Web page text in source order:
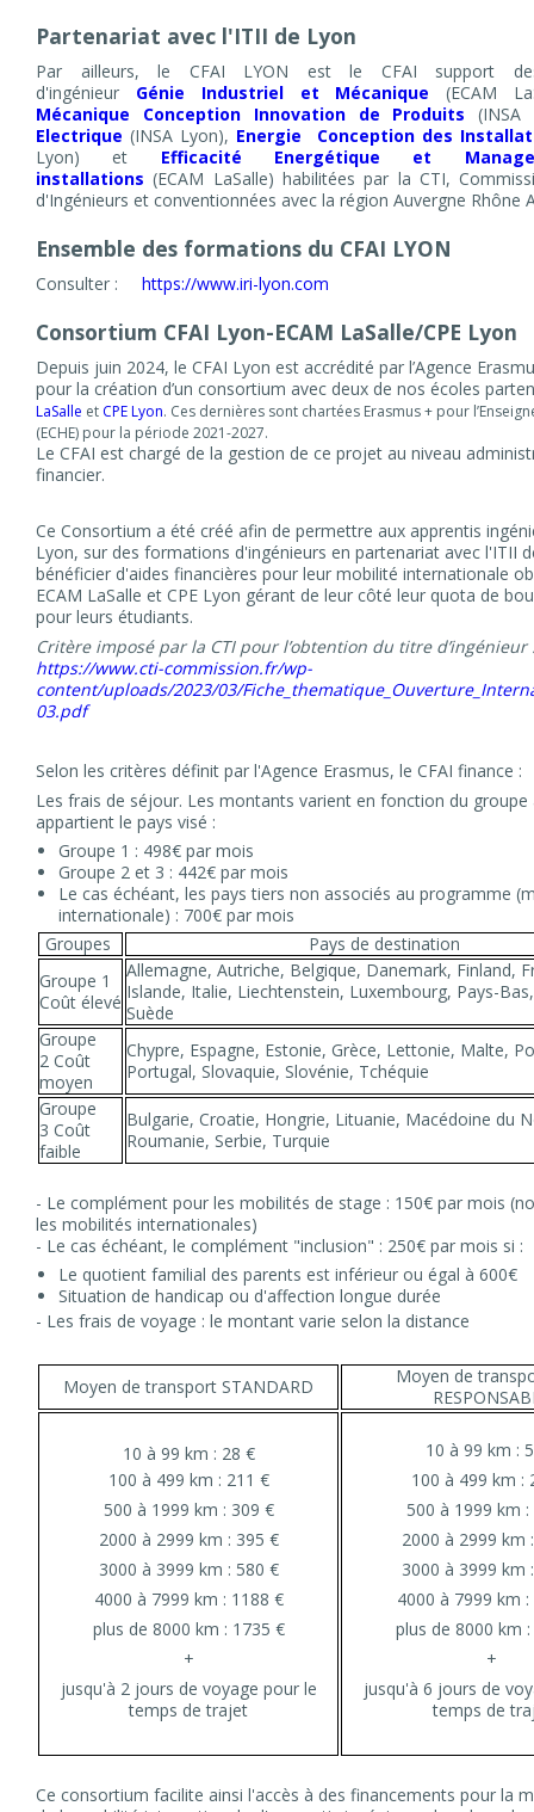
Partenariat avec l'ITII de Lyon
Par ailleurs, le CFAI LYON est le CFAI support
d'ingénieur Génie Industriel et Mécanique (ECAM
Mécanique Conception Innovation de Produits
Electrique (INSA Lyon), Energie Conception des
Lyon) et Efficacité Energétique et
installations (ECAM LaSalle) habilitées par la CTI,
d'Ingénieurs et conventionnées avec la région Auvergne Rhône
Ensemble des formations du CFAI LYON
Consulter : https://www.iri-lyon.com
Consortium CFAI Lyon-ECAM LaSalle/CPE Lyon
Depuis juin 2024, le CFAI Lyon est accrédité par l’Agence
pour la création d’un consortium avec deux de nos écoles
LaSalle et CPE Lyon. Ces dernières sont chartées Erasmus + pour
(ECHE) pour la période 2021-2027.
Le CFAI est chargé de la gestion de ce projet au niveau
financier.
Ce Consortium a été créé afin de permettre aux apprentis
Lyon, sur des formations d'ingénieurs en partenariat avec l'ITII
bénéficier d'aides financières pour leur mobilité internationale
ECAM LaSalle et CPE Lyon gérant de leur côté leur quota de
pour leurs étudiants.
Critère imposé par la CTI pour l’obtention du titre d’ingénieur
https://www.cti-commission.fr/wp-
content/uploads/2023/03/
03.pdf
Selon les critères définit par l'Agence Erasmus, le CFAI finance :
Les frais de séjour. Les montants varient en fonction du groupe
appartient le pays visé :
Groupe 1 : 498€ par mois
Groupe 2 et 3 : 442€ par mois
Le cas échéant, les pays tiers non associés au programme
internationale) : 700€ par mois
Groupes
Pays de destination
Groupe 1
Coût élevé
Allemagne, Autriche, Belgique, Danemark, Finland,
Islande, Italie, Liechtenstein, Luxembourg, Pays-
Suède
Groupe
2 Coût
moyen
Chypre, Espagne, Estonie, Grèce, Lettonie, Malte,
Portugal, Slovaquie, Slovénie, Tchéquie
Groupe
3 Coût
faible
Bulgarie, Croatie, Hongrie, Lituanie, Macédoine du
Roumanie, Serbie, Turquie
- Le complément pour les mobilités de stage : 150€ par mois
les mobilités internationales)
- Le cas échéant, le complément "inclusion" : 250€ par mois si :
Le quotient familial des parents est inférieur ou égal à 600€
Situation de handicap ou d'affection longue durée
- Les frais de voyage : le montant varie selon la distance
Moyen de transport STANDARD
Moyen de
10 à 99 km : 28 €
100 à 499 km : 211 €
500 à 1999 km : 309 €
2000 à 2999 km : 395 €
3000 à 3999 km : 580 €
4000 à 7999 km : 1188 €
plus de 8000 km : 1735 €
+
jusqu'à 2 jours de voyage pour le
temps de trajet
10 à 99 km :
100 à 499 km :
500 à 1999 km
2000 à 2999 km
3000 à 3999 km
4000 à 7999 km
plus de 8000 km
+
jusqu'à 6 jours de
temps de
Ce consortium facilite ainsi l'accès à des financements pour la